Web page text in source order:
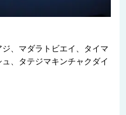
、マダラトビエイ、タイマ
、タテジマキンチャクダイ